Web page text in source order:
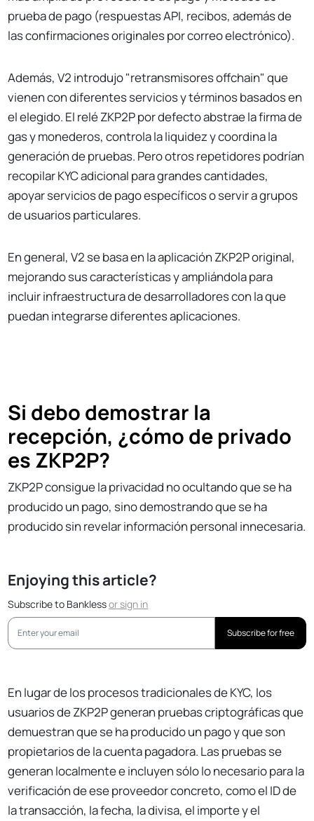
prueba de pago (respuestas API, recibos, además de
las confirmaciones originales por correo electrónico).
Además, V2 introdujo "retransmisores offchain" que
vienen con diferentes servicios y términos basados en
el elegido. El relé ZKP2P por defecto abstrae la firma de
gas y monederos, controla la liquidez y coordina la
generación de pruebas. Pero otros repetidores podrían
recopilar KYC adicional para grandes cantidades,
apoyar servicios de pago específicos o servir a grupos
de usuarios particulares.
En general, V2 se basa en la aplicación ZKP2P original,
mejorando sus características y ampliándola para
incluir infraestructura de desarrolladores con la que
puedan integrarse diferentes aplicaciones.
Si debo demostrar la
recepción, ¿cómo de privado
es ZKP2P?
ZKP2P consigue la privacidad no ocultando que se ha
producido un pago, sino demostrando que se ha
producido sin revelar información personal innecesaria.
Enjoying this article?
Subscribe to Banklessorsign in
Subscribe for free
En lugar de los procesos tradicionales de KYC, los
usuarios de ZKP2P generan pruebas criptográficas que
demuestran que se ha producido un pago y que son
propietarios de la cuenta pagadora. Las pruebas se
generan localmente e incluyen sólo lo necesario para la
verificación de ese proveedor concreto, como el ID de
la transacción, la fecha, la divisa, el importe y el